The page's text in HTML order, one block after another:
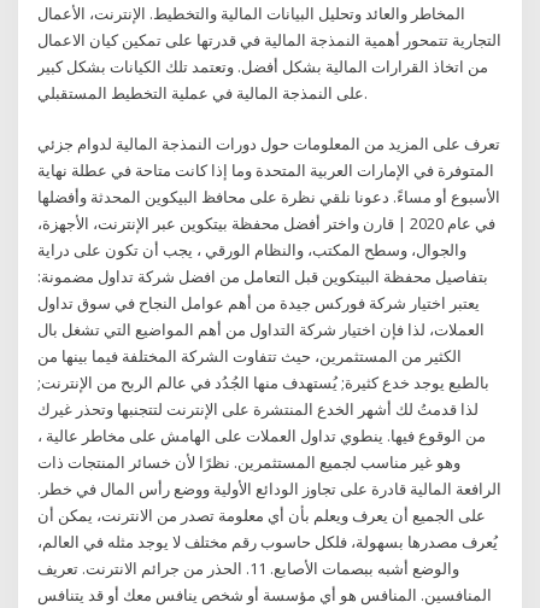
المخاطر والعائد وتحليل البيانات المالية والتخطيط. الإنترنت، الأعمال
التجارية تتمحور أهمية النمذجة المالية في قدرتها على تمكين كيان الاعمال
من اتخاذ القرارات المالية بشكل أفضل. وتعتمد تلك الكيانات بشكل كبير
على النمذجة المالية في عملية التخطيط المستقبلي.
تعرف على المزيد من المعلومات حول دورات النمذجة المالية لدوام جزئي
المتوفرة في الإمارات العربية المتحدة وما إذا كانت متاحة في عطلة نهاية
الأسبوع أو مساءً. دعونا نلقي نظرة على محافظ البيكوين المحدثة وأفضلها
في عام 2020 | قارن واختر أفضل محفظة بيتكوين عبر الإنترنت، الأجهزة،
والجوال، وسطح المكتب، والنظام الورقي ، يجب أن تكون على دراية
بتفاصيل محفظة البيتكوين قبل التعامل من افضل شركة تداول مضمونة:
يعتبر اختيار شركة فوركس جيدة من أهم عوامل النجاح في سوق تداول
العملات، لذا فإن اختيار شركة التداول من أهم المواضيع التي تشغل بال
الكثير من المستثمرين، حيث تتفاوت الشركة المختلفة فيما بينها من
بالطبع يوجد خدع كثيرة; يُستهدف منها الجُدُد في عالم الربح من الإنترنت;
لذا قدمتُ لك أشهر الخدع المنتشرة على الإنترنت لتتجنبها وتحذر غيرك
من الوقوع فيها. ينطوي تداول العملات على الهامش على مخاطر عالية ،
وهو غير مناسب لجميع المستثمرين. نظرًا لأن خسائر المنتجات ذات
الرافعة المالية قادرة على تجاوز الودائع الأولية ووضع رأس المال في خطر.
على الجميع أن يعرف ويعلم بأن أي معلومة تصدر من الانترنت، يمكن أن
يُعرف مصدرها بسهولة، فلكل حاسوب رقم مختلف لا يوجد مثله في العالم،
والوضع أشبه ببصمات الأصابع. 11. الحذر من جرائم الانترنت. تعريف
المنافسين. المنافس هو أي مؤسسة أو شخص ينافس معك أو قد يتنافس